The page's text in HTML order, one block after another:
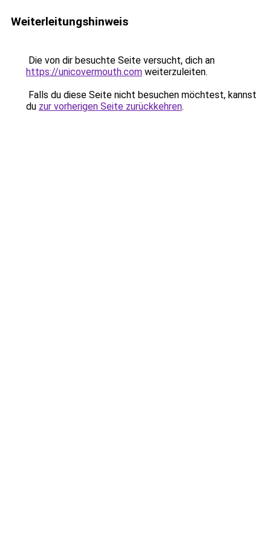
Weiterleitungshinweis
Die von dir besuchte Seite versucht, dich an
https://unicovermouth.com weiterzuleiten.
Falls du diese Seite nicht besuchen möchtest, kannst
du zur vorherigen Seite zurückkehren.